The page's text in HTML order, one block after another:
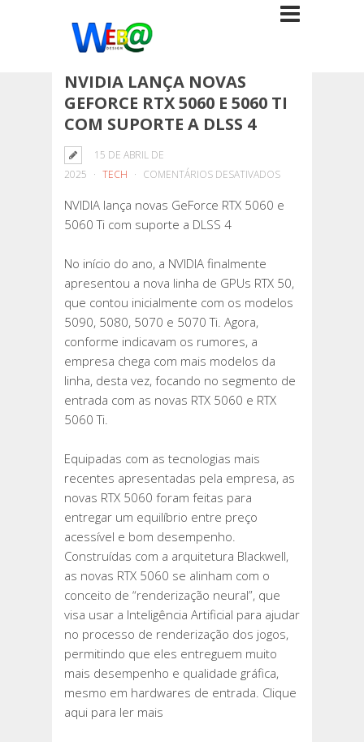
NVIDIA LANÇA NOVAS
GEFORCE RTX 5060 E 5060 TI
COM SUPORTE A DLSS 4
15 DE ABRIL DE
2025
TECH COMENTÁRIOS DESATIVADOSEM
LANÇA
5060
E
SUPORTE
NVIDIA lança novas GeForce RTX 5060 e
5060 Ti com suporte a DLSS 4
No início do ano, a NVIDIA finalmente
apresentou a nova linha de GPUs RTX 50,
que contou inicialmente com os modelos
5090, 5080, 5070 e 5070 Ti. Agora,
conforme indicavam os rumores, a
empresa chega com mais modelos da
linha, desta vez, focando no segmento de
entrada com as novas RTX 5060 e RTX
5060 Ti.
Equipadas com as tecnologias mais
recentes apresentadas pela empresa, as
novas RTX 5060 foram feitas para
entregar um equilíbrio entre preço
acessível e bom desempenho.
Construídas com a arquitetura Blackwell,
as novas RTX 5060 se alinham com o
conceito de “renderização neural”, que
visa usar a Inteligência Artificial para ajudar
no processo de renderização dos jogos,
permitindo que eles entreguem muito
mais desempenho e qualidade gráfica,
mesmo em hardwares de entrada. Clique
aqui para ler mais